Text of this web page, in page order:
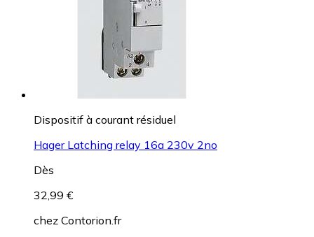
Dispositif à courant résiduel
Hager Latching relay 16a 230v 2no
Dès
32,99 €
chez Contorion.fr